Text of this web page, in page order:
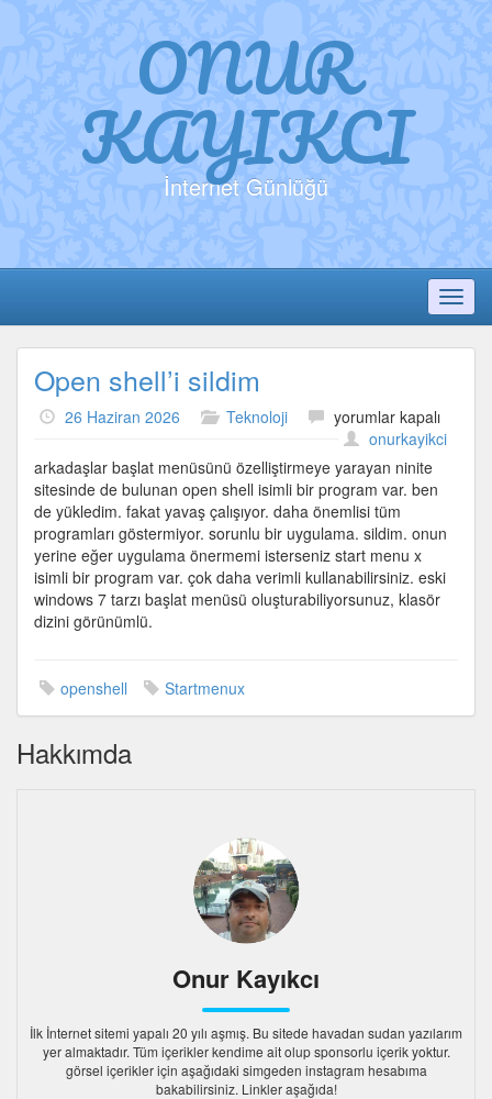
ONUR
KAYIKCI
İnternet Günlüğü
Open shell’i sildim
26 Haziran 2026 Teknoloji
Open
shell’i
sildim
için
yorumlar kapalı
onurkayikci
arkadaşlar başlat menüsünü özelliştirmeye yarayan ninite
sitesinde de bulunan open shell isimli bir program var. ben
de yükledim. fakat yavaş çalışıyor. daha önemlisi tüm
programları göstermiyor. sorunlu bir uygulama. sildim. onun
yerine eğer uygulama önermemi isterseniz start menu x
isimli bir program var. çok daha verimli kullanabilirsiniz. eski
windows 7 tarzı başlat menüsü oluşturabiliyorsunuz, klasör
dizini görünümlü.
openshell Startmenux
Hakkımda
Onur Kayıkcı
İlk İnternet sitemi yapalı 20 yılı aşmış. Bu sitede havadan sudan yazılarım
yer almaktadır. Tüm içerikler kendime ait olup sponsorlu içerik yoktur.
görsel içerikler için aşağıdaki simgeden instagram hesabıma
bakabilirsiniz. Linkler aşağıda!